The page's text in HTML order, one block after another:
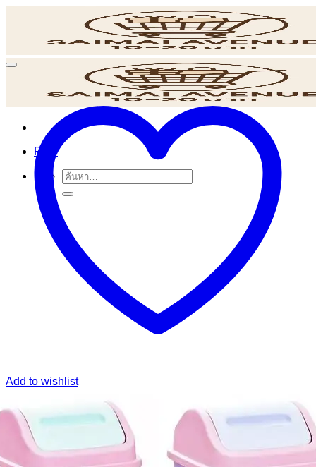
เนื้อหา
POS
ค้นหา:
Add to wishlist